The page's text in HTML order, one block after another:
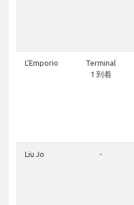
L'Emporio
Terminal
1 到着
Liu Jo -